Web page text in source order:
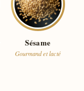
Sésame
Gourmand et lacté